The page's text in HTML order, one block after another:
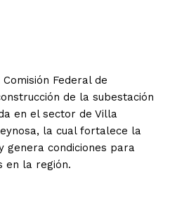
Federal de
de la subestación
en el sector de Villa
la cual fortalece la
condiciones para
en la región.